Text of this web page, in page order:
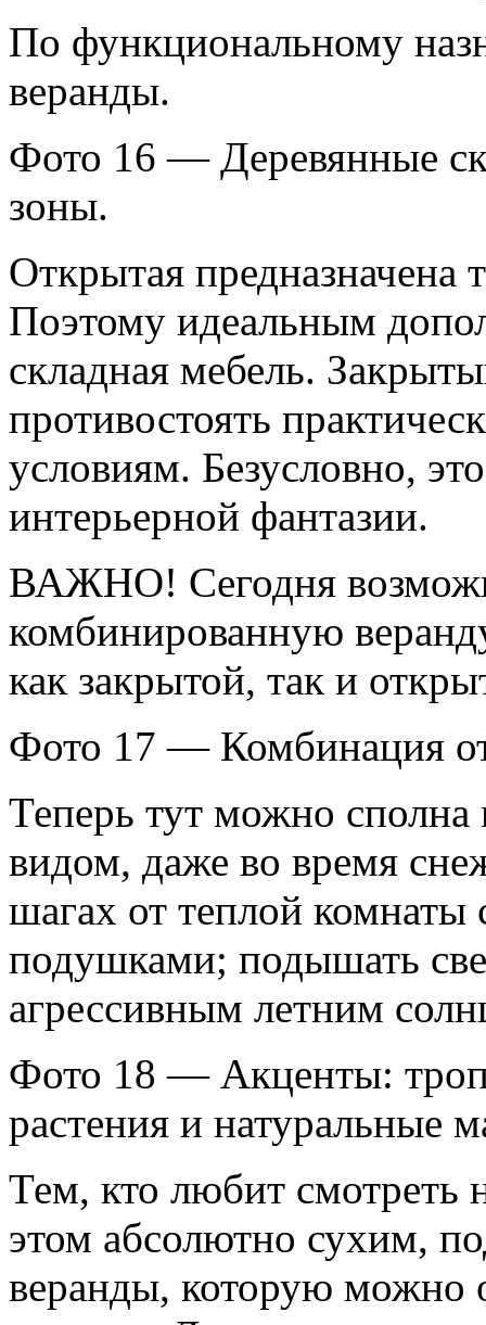
По функциональному
веранды.
Фото 16 — Деревянные
зоны.
Открытая предназначена
Поэтому идеальным
складная мебель.
противостоять
условиям. Безусловно,
интерьерной фантазии.
ВАЖНО! Сегодня
комбинированную
как закрытой, так и
Фото 17 — Комбинация
Теперь тут можно сполна
видом, даже во время
шагах от теплой
подушками; подышать
агрессивным летним
Фото 18 — Акценты:
растения и натуральные
Тем, кто любит смотреть
этом абсолютно сухим,
веранды, которую можно